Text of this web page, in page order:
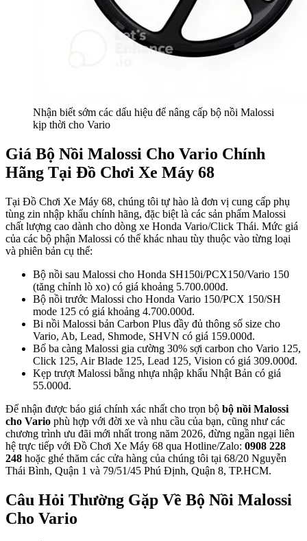
Nhận biết sớm các dấu hiệu để nâng cấp bộ nồi Malossi
kịp thời cho Vario
Giá Bộ Nồi Malossi Cho Vario Chính
Hãng Tại Đồ Chơi Xe Máy 68
Tại Đồ Chơi Xe Máy 68, chúng tôi tự hào là đơn vị cung cấp phụ
tùng zin nhập khẩu chính hãng, đặc biệt là các sản phẩm Malossi
chất lượng cao dành cho dòng xe Honda Vario/Click Thái. Mức giá
của các bộ phận Malossi có thể khác nhau tùy thuộc vào từng loại
và phiên bản cụ thể:
Bộ nồi sau Malossi cho Honda SH150i/PCX150/Vario 150
(tăng chỉnh lò xo) có giá khoảng 5.700.000đ.
Bộ nồi trước Malossi cho Honda Vario 150/PCX 150/SH
mode 125 có giá khoảng 4.700.000đ.
Bi nồi Malossi bản Carbon Plus đầy đủ thông số size cho
Vario, Ab, Lead, Shmode, SHVN có giá 159.000đ.
Bố ba càng Malossi gia cường 30% sợi carbon cho Vario 125,
Click 125, Air Blade 125, Lead 125, Vision có giá 309.000đ.
Kẹp trượt Malossi bằng nhựa nhập khẩu Nhật Bản có giá
55.000đ.
Để nhận được báo giá chính xác nhất cho trọn bộ bộ nồi Malossi
cho Vario phù hợp với đời xe và nhu cầu của bạn, cũng như các
chương trình ưu đãi mới nhất trong năm 2026, đừng ngần ngại liên
hệ trực tiếp với Đồ Chơi Xe Máy 68 qua Hotline/Zalo: 0908 228
248 hoặc ghé thăm các cửa hàng của chúng tôi tại 68/20 Nguyễn
Thái Bình, Quận 1 và 79/51/45 Phú Định, Quận 8, TP.HCM.
Câu Hỏi Thường Gặp Về Bộ Nồi Malossi
Cho Vario